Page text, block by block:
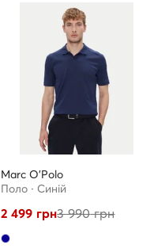
Marc O'Polo
Поло · Cиній
2 499 грн3 990грн